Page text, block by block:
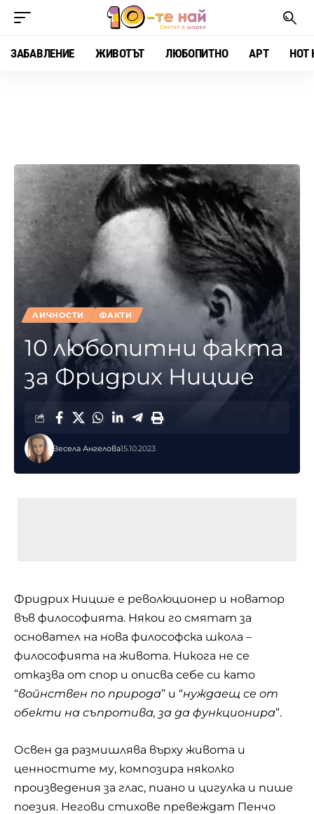
ЗАБАВЛЕНИЕ ЖИВОТЪТ ЛЮБОПИТНО АРТ HOT
ЛИЧНОСТИ ФАКТИ
10 любопитни факта
за Фридрих Ницше
Весела Ангелова15.10.2023
Фридрих Ницше е революционер и новатор
във философията. Някои го смятат за
основател на нова философска школа –
философията на живота. Никога не се
отказва от спор и описва себе си като
“войнствен по природа” и “нуждаещ се от
обекти на съпротива, за да функционира”.
Освен да размишлява върху живота и
ценностите му, композира няколко
произведения за глас, пиано и цигулка и пише
поезия. Негови стихове превеждат Пенчо